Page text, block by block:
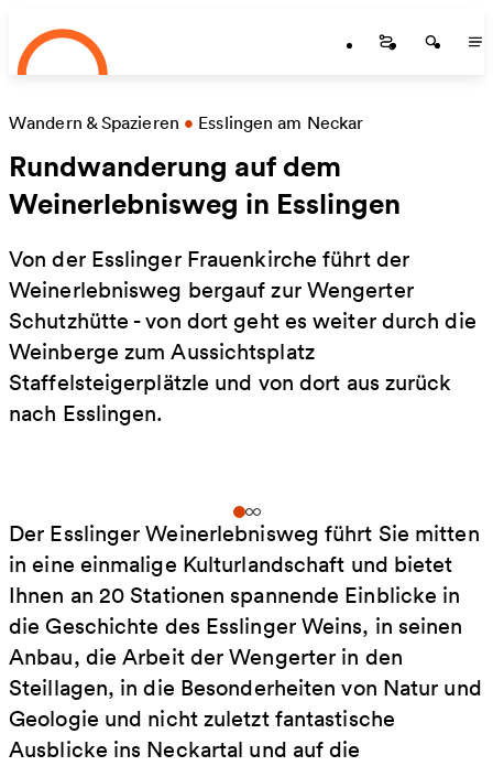
Skip to main content
Startseite
Wandern & Spazieren • Esslingen am Neckar
Rundwanderung auf dem
Weinerlebnisweg in Esslingen
Von der Esslinger Frauenkirche führt der
Weinerlebnisweg bergauf zur Wengerter
Schutzhütte - von dort geht es weiter durch die
Weinberge zum Aussichtsplatz
Staffelsteigerplätzle und von dort aus zurück
nach Esslingen.
Der Esslinger Weinerlebnisweg führt Sie mitten
in eine einmalige Kulturlandschaft und bietet
Ihnen an 20 Stationen spannende Einblicke in
die Geschichte des Esslinger Weins, in seinen
Anbau, die Arbeit der Wengerter in den
Steillagen, in die Besonderheiten von Natur und
Geologie und nicht zuletzt fantastische
Ausblicke ins Neckartal und auf die